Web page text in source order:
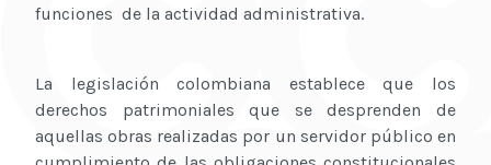
funciones de la actividad administrativa.
La legislación colombiana establece que los
derechos patrimoniales que se desprenden de
aquellas obras realizadas por un servidor público en